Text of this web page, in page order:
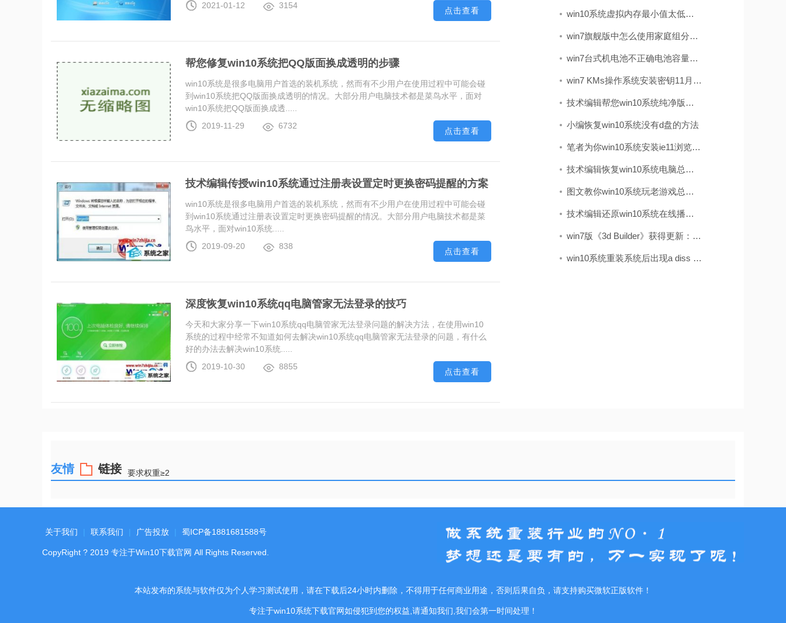
2021-01-12
3154
点击查看
帮您修复win10系统把QQ版面换成透明的步骤
win10系统是很多电脑用户首选的装机系统，然而有不少用户在使用过程中可能会碰
到win10系统把QQ版面换成透明的情况。大部分用户电脑技术都是菜鸟水平，面对
win10系统把QQ版面换成透.....
2019-11-29
6732
点击查看
技术编辑传授win10系统通过注册表设置定时更换密码提醒的方案
win10系统是很多电脑用户首选的装机系统，然而有不少用户在使用过程中可能会碰
到win10系统通过注册表设置定时更换密码提醒的情况。大部分用户电脑技术都是菜
鸟水平，面对win10系统.....
2019-09-20
838
点击查看
深度恢复win10系统qq电脑管家无法登录的技巧
今天和大家分享一下win10系统qq电脑管家无法登录问题的解决方法，在使用win10
系统的过程中经常不知道如何去解决win10系统qq电脑管家无法登录的问题，有什么
好的办法去解决win10系统.....
2019-10-30
8855
点击查看
win10系统虚拟内存最小值太低的处理步骤
win7旗舰版中怎么使用家庭组分享文件（不建议使用）
win7台式机电池不正确电池容量在哪儿看?电池健康状况的查看办法
win7 KMs操作系统安装密钥11月实时升级kms如何激活win7(图解)
技术编辑帮您win10系统纯净版打开log文件之后出现乱码的方法
小编恢复win10系统没有d盘的方法
笔者为你win10系统安装ie11浏览器的步骤
技术编辑恢复win10系统电脑总是关不了机的解决办法
图文教你win10系统玩老游戏总是会花屏的步骤
技术编辑还原win10系统在线播放视频有马赛克的问题
win7版《3d Builder》获得更新：加入了导入网络摄像头图像的办法
win10系统重装系统后出现a diss read error occurred的处理教程
友情 链接 要求权重≥2
关于我们 联系我们 广告投放 蜀ICP备1881681588号
CopyRight ? 2019 专注于Win10下载官网 All Rights Reserved.
本站发布的系统与软件仅为个人学习测试使用，请在下载后24小时内删除，不得用于任何商业用途，否则后果自负，请支持购买微软正版软件！
专注于win10系统下载官网如侵犯到您的权益,请通知我们,我们会第一时间处理！